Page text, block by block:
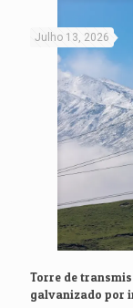
Julho 13, 2026
Torre de
galvanizado por